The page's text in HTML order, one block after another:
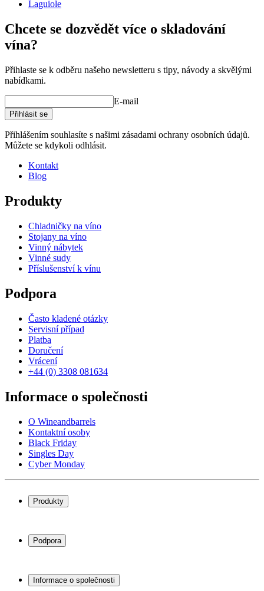
Laguiole
Chcete se dozvědět více o skladování
vína?
Přihlaste se k odběru našeho newsletteru s tipy, návody a skvělými
nabídkami.
E-mail
Přihlásit se
Přihlášením souhlasíte s našimi zásadami ochrany osobních údajů.
Můžete se kdykoli odhlásit.
Kontakt
Blog
Produkty
Chladničky na víno
Stojany na víno
Vinný nábytek
Vinné sudy
Příslušenství k vínu
Podpora
Často kladené otázky
Servisní případ
Platba
Doručení
Vrácení
+44 (0) 3308 081634
Informace o společnosti
O Wineandbarrels
Kontaktní osoby
Black Friday
Singles Day
Cyber Monday
Produkty
Stojany na víno
Vinný nábytek
Podpora
Servisní případ
Platba
Informace o společnosti